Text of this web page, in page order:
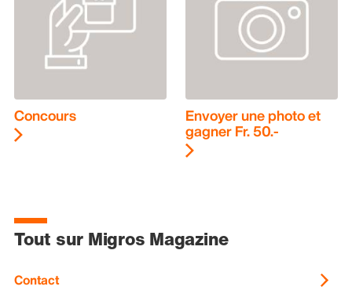
Concours Envoyer une photo et
gagner Fr. 50.-
Tout sur Migros Magazine
Contact